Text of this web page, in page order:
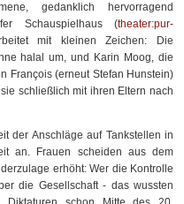
gedanklich hervorragend
Schauspielhaus (theater:pur-
mit kleinen Zeichen: Die
halal um, und Karin Moog, die
François (erneut Stefan Hunstein)
schließlich mit ihren Eltern nach
der Anschläge auf Tankstellen in
an. Frauen scheiden aus dem
erhöht: Wer die Kontrolle
die Gesellschaft - das wussten